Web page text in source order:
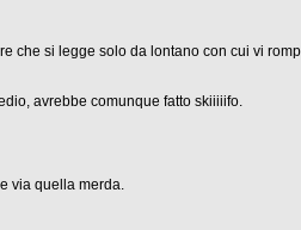
che si legge solo da lontano con cui vi
avrebbe comunque fatto skiiiiifo.
via quella merda.